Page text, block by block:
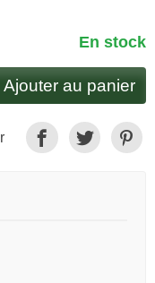
En stock
Ajouter au panier